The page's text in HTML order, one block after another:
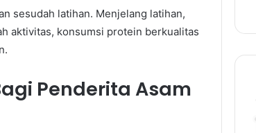
sesudah latihan. Menjelang latihan,
aktivitas, konsumsi protein berkualitas
Penderita Asam